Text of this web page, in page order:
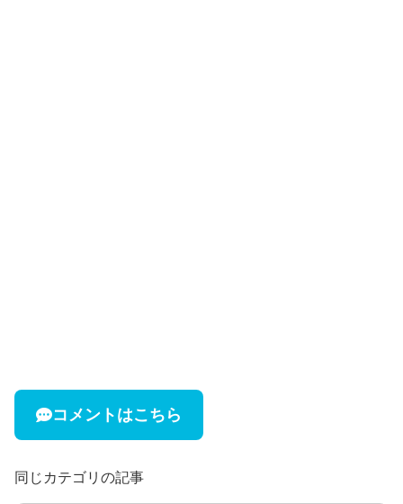
コメントはこちら
同じカテゴリの記事